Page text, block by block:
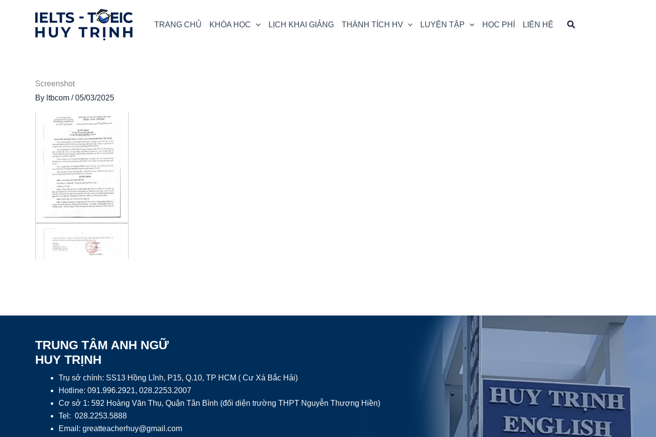
TRANG CHỦ KHÓA HỌC LỊCH KHAI GIẢNG THÀNH TÍCH HV LUYỆN TẬP HỌC PHÍ LIÊN HỆ
Screenshot
By ltbcom /05/03/2025
TRUNG TÂM ANH NGỮ
HUY TRỊNH
Trụ sở chính: SS13 Hồng Lĩnh, P15, Q.10, TP HCM ( Cư Xá Bắc Hải)
Hotline: 091.996.2921, 028.2253.2007
Cơ sở 1: 592 Hoàng Văn Thụ, Quận Tân Bình (đối diện trường THPT Nguyễn Thượng Hiền)
Tel: 028.2253.5888
Email: greatteacherhuy@gmail.com